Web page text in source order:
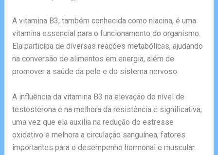
A vitamina B3, também conhecida como niacina, é uma
vitamina essencial para o funcionamento do organismo.
Ela participa de diversas reações metabólicas, ajudando
na conversão de alimentos em energia, além de
promover a saúde da pele e do sistema nervoso.
A influência da vitamina B3 na elevação do nível de
testosterona e na melhora da resistência é significativa,
uma vez que ela auxilia na redução do estresse
oxidativo e melhora a circulação sanguínea, fatores
importantes para o desempenho hormonal e muscular.